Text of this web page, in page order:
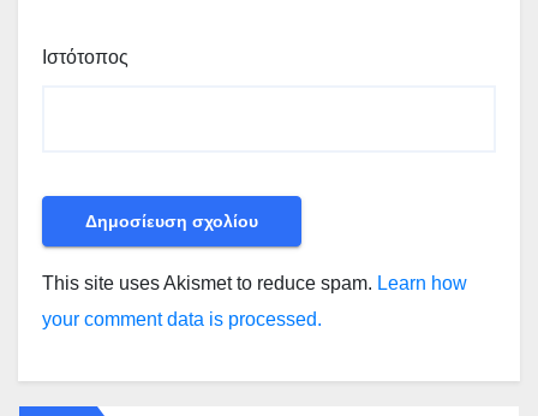
Ιστότοπος
This site uses Akismet to reduce spam. Learn how
your comment data is processed.